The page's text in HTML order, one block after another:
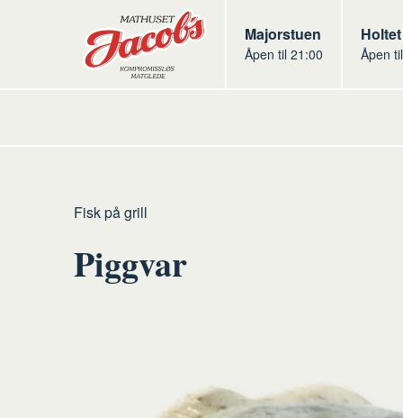
Butikker Jacobs
Majorstuen
Åpen til 21:00
Holtet
Åpen
Hjem
Fisk på grill
Piggvar